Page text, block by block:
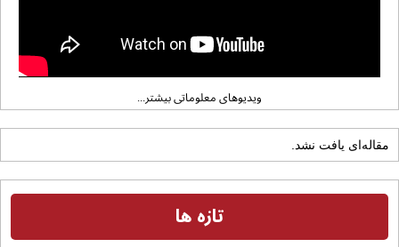
ویدیوهای معلوماتی بیشتر...
مقاله‌ای یافت نشد.
تازه ها